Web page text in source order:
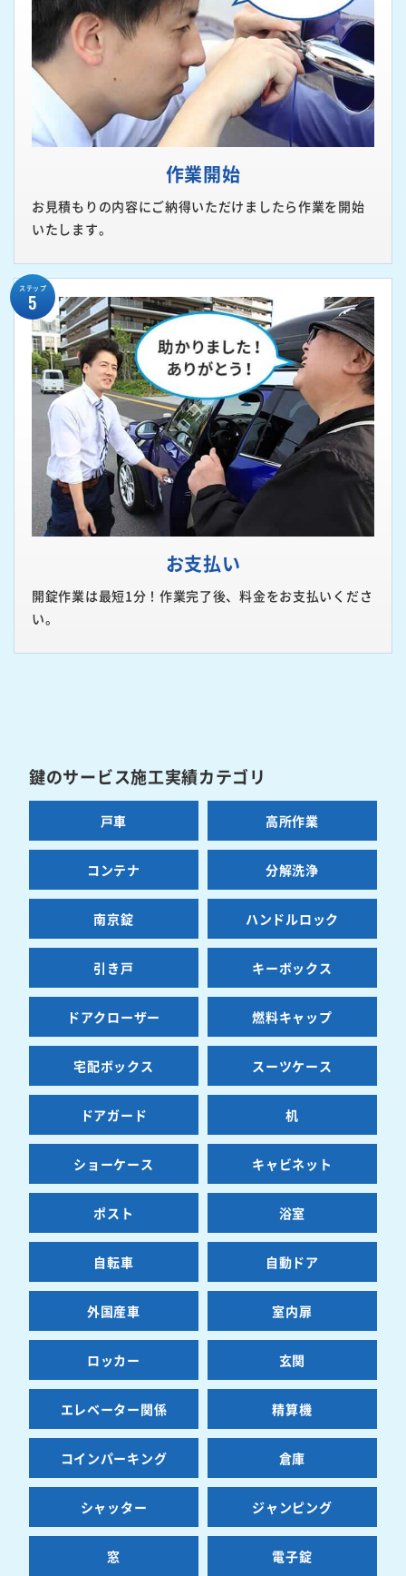
作業開始
お見積もりの内容にご納得いただけましたら作業を開始
いたします。
ステップ
5
お支払い
開錠作業は最短1分！作業完了後、料金をお支払いくださ
い。
鍵のサービス施工実績カテゴリ
戸車 高所作業
コンテナ 分解洗浄
南京錠 ハンドルロック
引き戸 キーボックス
ドアクローザー 燃料キャップ
宅配ボックス スーツケース
ドアガード 机
ショーケース キャビネット
ポスト 浴室
自転車 自動ドア
外国産車 室内扉
ロッカー 玄関
エレベーター関係 精算機
コインパーキング 倉庫
シャッター ジャンピング
窓 電子錠